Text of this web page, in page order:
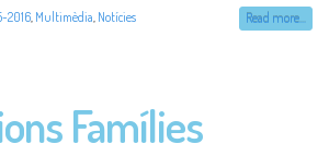
2016, Multimèdia Notícies Read more...
Famílies